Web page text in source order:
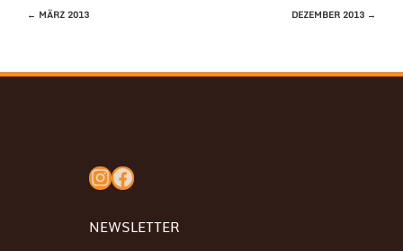
BEITRAGSNAVIGATION
← MÄRZ 2013 DEZEMBER 2013 →
Instagram
Facebook
NEWSLETTER